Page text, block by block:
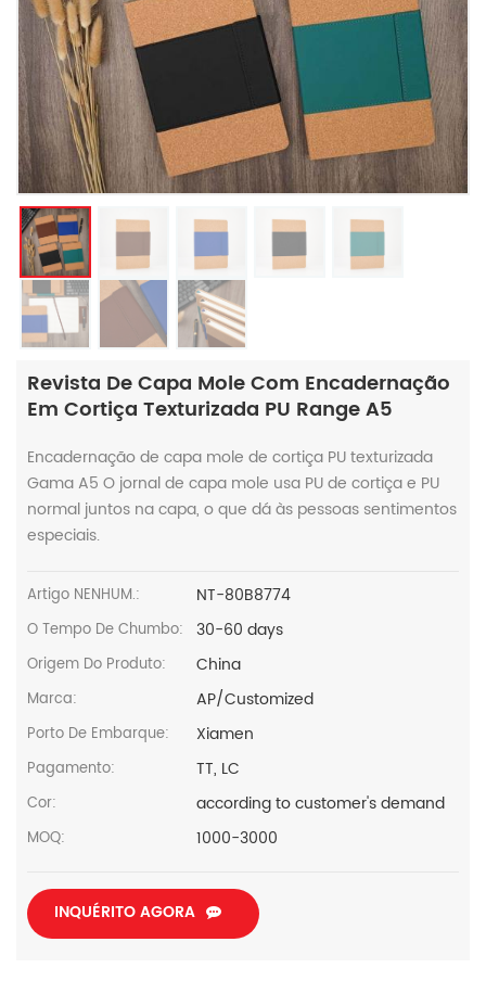
Revista De Capa Mole Com Encadernação
Em Cortiça Texturizada PU Range A5
Encadernação de capa mole de cortiça PU texturizada
Gama A5 O jornal de capa mole usa PU de cortiça e PU
normal juntos na capa, o que dá às pessoas sentimentos
especiais.
Artigo NENHUM.: NT-80B8774
O Tempo De Chumbo: 30-60 days
Origem Do Produto: China
Marca: AP/Customized
Porto De Embarque: Xiamen
Pagamento: TT, LC
Cor: according to customer's demand
MOQ: 1000-3000
INQUÉRITO AGORA